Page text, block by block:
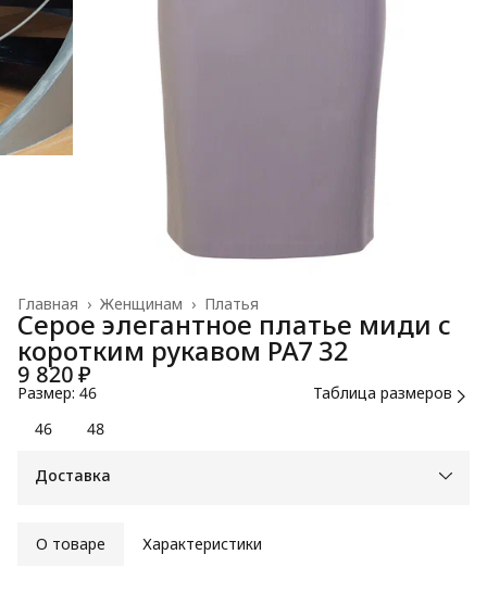
Платья
Женщинам ›
Главная ›
Серое элегантное платье миди с
коротким рукавом РА7 32
9 820 ₽
Размер: 46
Таблица размеров
46
48
Доставка
О товаре Характеристики